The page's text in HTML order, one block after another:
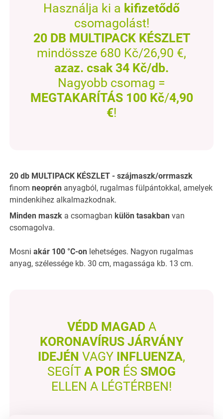
Használja ki a kifizetődő
csomagolást!
20 DB MULTIPACK KÉSZLET
mindössze 680 Kč/26,90 €,
azaz. csak 34 Kč/db.
Nagyobb csomag =
MEGTAKARÍTÁS 100 Kč/4,90
€!
20 db MULTIPACK KÉSZLET - szájmaszk/orrmaszk
finom neoprén anyagból, rugalmas fülpántokkal, amelyek
mindenkihez alkalmazkodnak.
Minden maszk a csomagban külön tasakban van
csomagolva.
Mosni akár 100 °C-on lehetséges. Nagyon rugalmas
anyag, szélessége kb. 30 cm, magassága kb. 13 cm.
VÉDD MAGADA
KORONAVÍRUS JÁRVÁNY
IDEJÉN VAGY INFLUENZA,
SEGÍT A POR ÉS SMOG
ELLEN A LÉGTÉRBEN!